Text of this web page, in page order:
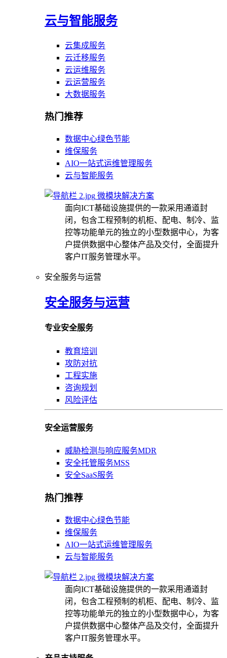
云与智能服务
云集成服务
云迁移服务
云运维服务
云运营服务
大数据服务
热门推荐
数据中心绿色节能
维保服务
AIO一站式运维管理服务
云与智能服务
微模块解决方案
面向ICT基础设施提供的一款采用通道封
闭，包含工程预制的机柜、配电、制冷、监
控等功能单元的独立的小型数据中心，为客
户提供数据中心整体产品及交付，全面提升
客户IT服务管理水平。
安全服务与运营
安全服务与运营
专业安全服务
教育培训
攻防对抗
工程实施
咨询规划
风险评估
安全运营服务
威胁检测与响应服务MDR
安全托管服务MSS
安全SaaS服务
热门推荐
数据中心绿色节能
维保服务
AIO一站式运维管理服务
云与智能服务
微模块解决方案
面向ICT基础设施提供的一款采用通道封
闭，包含工程预制的机柜、配电、制冷、监
控等功能单元的独立的小型数据中心，为客
户提供数据中心整体产品及交付，全面提升
客户IT服务管理水平。